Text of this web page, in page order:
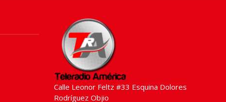
Calle Leonor Feltz #33 Esquina Dolores
Rodríguez Objio